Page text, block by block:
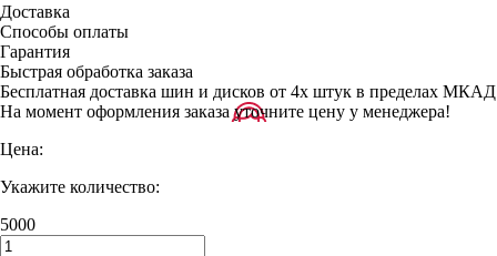
Доставка
Способы оплаты
Гарантия
Быстрая обработка заказа
Бесплатная доставка шин и дисков от 4х штук в пределах МКАД
На момент оформления заказа уточните цену у менеджера!
Цена:
Укажите количество:
5000